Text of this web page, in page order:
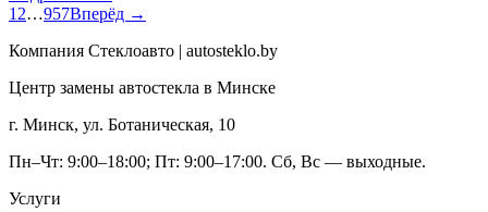
1 2…957Вперёд →
Компания Стеклоавто | autosteklo.by
Центр замены автостекла в Минске
г. Минск, ул. Ботаническая, 10
Пн–Чт: 9:00–18:00; Пт: 9:00–17:00. Сб, Вс — выходные.
Услуги